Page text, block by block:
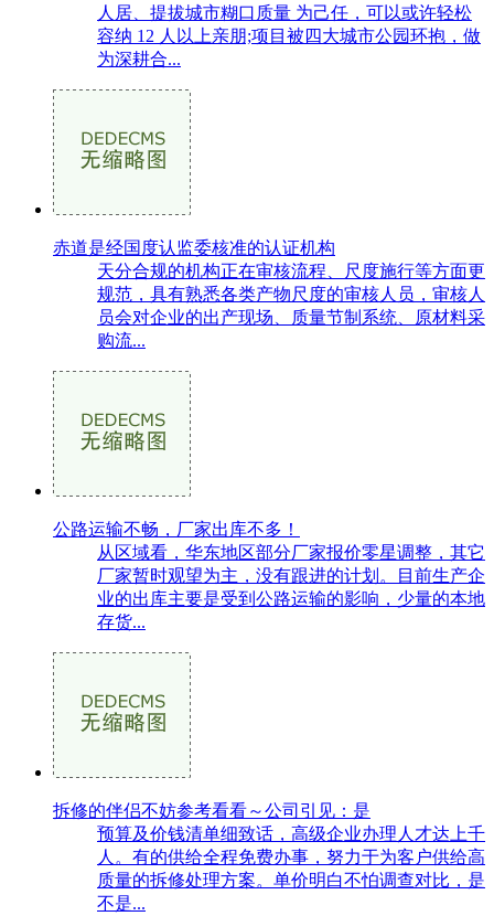
人居、提拔城市糊口质量 为己任，可以或许轻松
容纳 12 人以上亲朋;项目被四大城市公园环抱，做
为深耕合...
赤道是经国度认监委核准的认证机构
天分合规的机构正在审核流程、尺度施行等方面更
规范，具有熟悉各类产物尺度的审核人员，审核人
员会对企业的出产现场、质量节制系统、原材料采
购流...
公路运输不畅，厂家出库不多！
从区域看，华东地区部分厂家报价零星调整，其它
厂家暂时观望为主，没有跟进的计划。目前生产企
业的出库主要是受到公路运输的影响，少量的本地
存货...
拆修的伴侣不妨参考看看～公司引见：是
预算及价钱清单细致话，高级企业办理人才达上千
人。有的供给全程免费办事，努力于为客户供给高
质量的拆修处理方案。单价明白不怕调查对比，是
不是...